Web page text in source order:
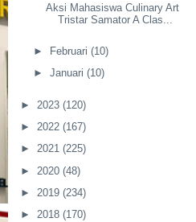
Aksi Mahasiswa Culinary Art
Tristar Samator A Clas...
► Februari (10)
► Januari (10)
► 2023 (120)
► 2022 (167)
► 2021 (225)
► 2020 (48)
► 2019 (234)
► 2018 (170)